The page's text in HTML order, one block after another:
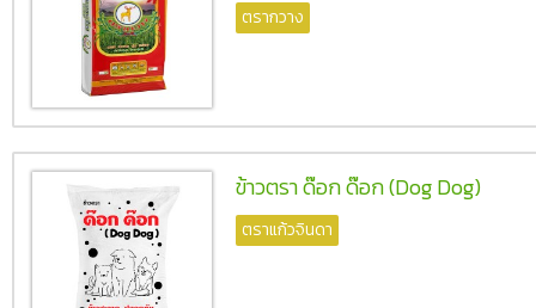
ตรากวาง
ข้าวตรา ด๊อก ด๊อก (Dog Dog)
ตราแก้วจินดา